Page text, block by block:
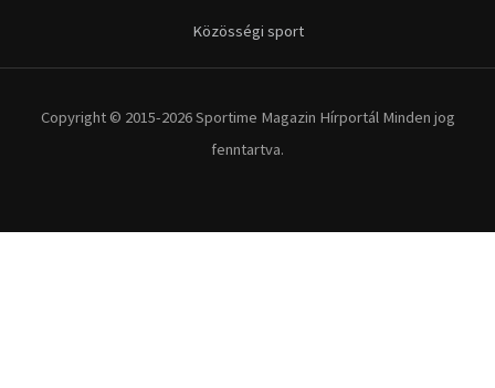
Közösségi sport
Copyright © 2015-2026 Sportime Magazin Hírportál Minden jog
fenntartva.